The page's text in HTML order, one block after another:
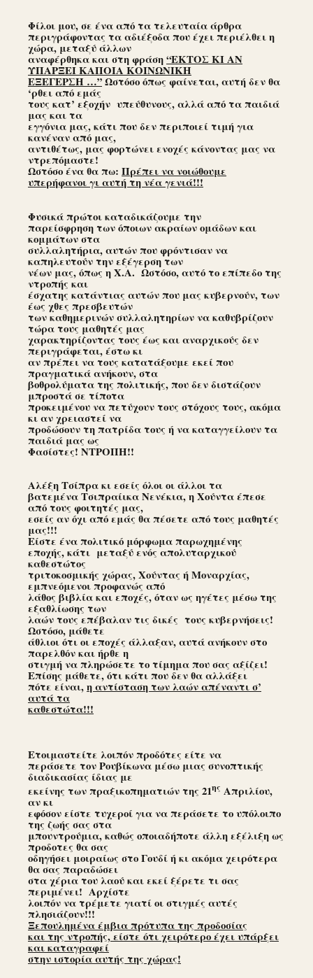
Φίλοι μου, σε ένα από τα τελευταία άρθρα
περιγράφοντας τα αδιέξοδα που έχει περιέλθει η
χώρα, μεταξύ άλλων
αναφέρθηκα και στη φράση“ΕΚΤΟΣ ΚΙ ΑΝ
ΥΠΑΡΞΕΙ ΚΑΠΟΙΑ ΚΟΙΝΩΝΙΚΗ
ΕΞΕΓΕΡΣΗ …”Ωστόσο όπως φαίνεται, αυτή δεν θα
‘ρθει από εμάς
τους κατ’ εξοχήν υπεύθυνους, αλλά από τα παιδιά
μας και τα
εγγόνια μας, κάτι που δεν περιποιεί τιμή για
κανέναν από μας,
αντιθέτως, μας φορτώνει ενοχές κάνοντας μας να
ντρεπόμαστε!
Ωστόσο ένα θα πω: Πρέπει να νοιώθουμε
υπερήφανοι γι αυτή τη νέα γενιά!!!
Φυσικά πρώτοι καταδικάζουμε την
παρείσφρηση των όποιων ακραίων ομάδων και
κομμάτων στα
συλλαλητήρια, αυτών που φρόντισαν να
καπηλευτούν την εξέγερση των
νέων μας, όπως η Χ.Α. Ωστόσο, αυτό το επίπεδο της
ντροπής και
έσχατης κατάντιας αυτών που μας κυβερνούν, των
έως χθες πρεσβευτών
των καθημερινών συλλαλητηρίων να καθυβρίζουν
τώρα τους μαθητές μας
χαρακτηρίζοντας τους έως και αναρχικούς δεν
περιγράφεται, έστω κι
αν πρέπει να τους κατατάξουμε εκεί που
πραγματικά ανήκουν, στα
βοθρολύματα της πολιτικής, που δεν διστάζουν
μπροστά σε τίποτα
προκειμένου να πετύχουν τους στόχους τους, ακόμα
κι αν χρειαστεί να
προδώσουν τη πατρίδα τους ή να καταγγείλουν τα
παιδιά μας ως
Φασίστες! ΝΤΡΟΠΗ!!
Αλέξη Τσίπρα κι εσείς όλοι οι άλλοι τα
βατεμένα Τσιπραίικα Νενέκια, η Χούντα έπεσε
από τους φοιτητές μας,
εσείς αν όχι από εμάς θα πέσετε από τους μαθητές
μας!!!
Είστε ένα πολιτικό μόρφωμα παρωχημένης
εποχής, κάτι μεταξύ ενός απολυταρχικού
καθεστώτος
τριτοκοσμικής χώρας, Χούντας ή Μοναρχίας,
εμπνεόμενοι προφανώς από
λάθος βιβλία και εποχές, όταν ως ηγέτες μέσω της
εξαθλίωσης των
λαών τους επέβαλαν τις δικές τους κυβερνήσεις!
Ωστόσο, μάθετε
άθλιοι ότι οι εποχές άλλαξαν, αυτά ανήκουν στο
παρελθόν και ήρθε η
στιγμή να πληρώσετε το τίμημα που σας αξίζει!
Επίσης μάθετε, ότι κάτι που δεν θα αλλάξει
πότε είναι,η αντίσταση των λαών απέναντι σ’
αυτά τα
καθεστώτα!!!
Ετοιμαστείτε λοιπόν προδότες είτε να
περάσετε τον Ρουβίκωνα μέσω μιας συνοπτικής
διαδικασίας ίδιας με
εκείνης των πραξικοπηματιών της 21ης Απριλίου,
αν κι
εφόσον είστε τυχεροί για να περάσετε το υπόλοιπο
της ζωής σας στα
μπουντρούμια, καθώς οποιαδήποτε άλλη εξέλιξη ως
προδοτες θα σας
οδηγήσει μοιραίως στο Γουδί ή κι ακόμα χειρότερα
θα σας παραδώσει
στα χέρια του λαού και εκεί ξέρετε τι σας
περιμένει! Αρχίστε
λοιπόν να τρέμετε γιατί οι στιγμές αυτές
πλησιάζουν!!!
Ξεπουλημένα έμβια πρότυπα της προδοσίας
και της ντροπής, είστε ότι χειρότερο έχει υπάρξει
και καταγραφεί
στην ιστορία αυτής της χώρας!